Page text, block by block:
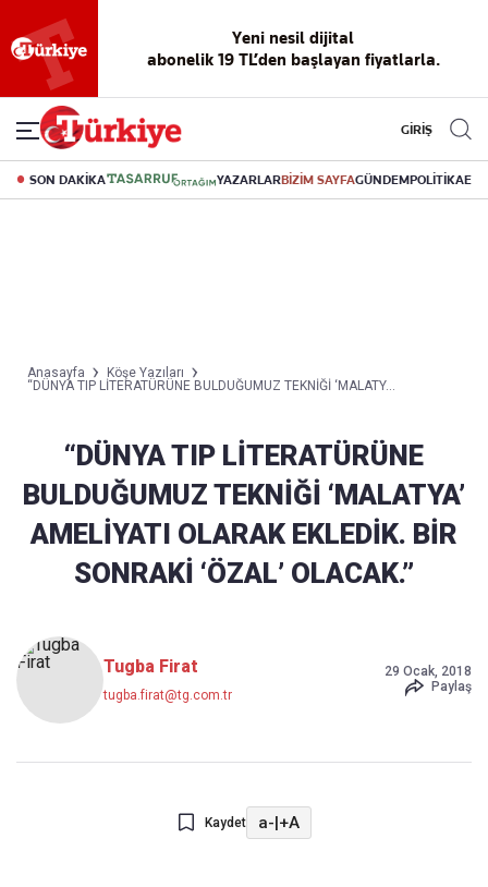
Yeni nesil dijital
abonelik 19 TL’den başlayan fiyatlarla.
GİRİŞ
SON DAKİKA YAZARLARBİZİM SAYFAGÜNDEMPOLİTİKA
Anasayfa
Köşe Yazıları
“DÜNYA TIP LİTERATÜRÜNE BULDUĞUMUZ TEKNİĞİ ‘MALATY...
“DÜNYA TIP LİTERATÜRÜNE
BULDUĞUMUZ TEKNİĞİ ‘MALATYA’
AMELİYATI OLARAK EKLEDİK. BİR
SONRAKİ ‘ÖZAL’ OLACAK.”
Tugba Firat
tugba.firat@tg.com.tr
29 Ocak, 2018
Paylaş
Kaydet a-|+A